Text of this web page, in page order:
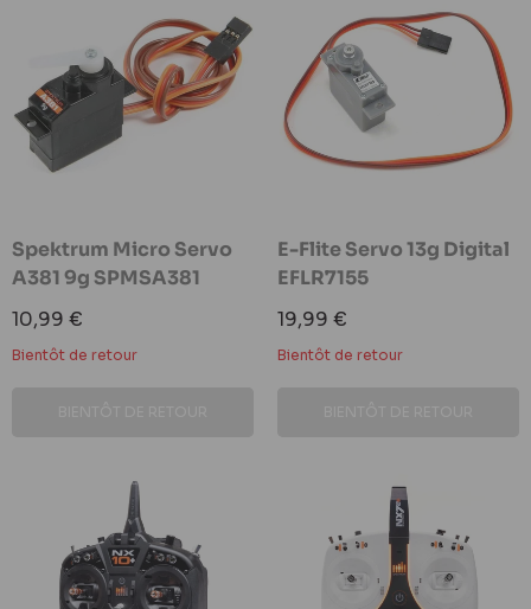
Spektrum Micro Servo
A381 9g SPMSA381
Prix
réduit
10,99 €
Bientôt de retour
E-Flite Servo 13g Digital
EFLR7155
Prix
réduit
19,99 €
Bientôt de retour